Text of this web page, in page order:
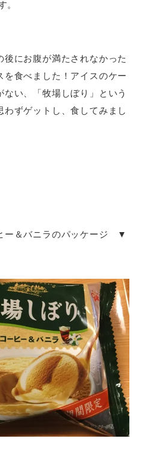
。
後にお腹が満たされなかった
を食べました！アイスのケー
ない、「牧場しぼり」という
わずゲットし、食してみまし
ー＆バニラのパッケージ ▼